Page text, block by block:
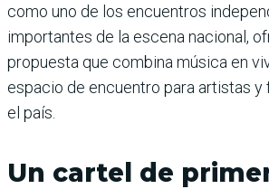
como uno de los encuentros
importantes de la escena nacional,
propuesta que combina música en
espacio de encuentro para artistas
el país.
Un cartel de